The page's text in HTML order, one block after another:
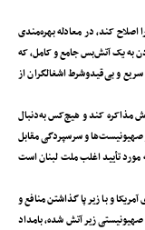
اصلاح کند، در معادله بهره‌مندی
به یک آتش‌بس جامع و کامل، که
و بی‌قیدوشرط اشغالگران از
مذاکره کند و هیچ‌کس به‌دنبال
و سرسپردگی مقابل
مورد تأیید اغلب ملت لبنان است
و با زیر پا گذاشتن منافع و
زیر آتش شده، بامداد